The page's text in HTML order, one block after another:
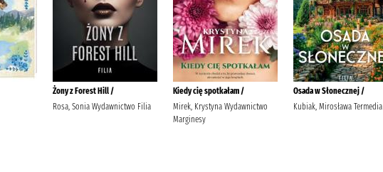
Żony z Forest Hill /
Rosa, Sonia Wydawnictwo Filia
Kiedy cię spotkałam /
Mirek, Krystyna Wydawnictwo
Marginesy
Osada w Słonecznej /
Kubiak, Mirosława Termedia